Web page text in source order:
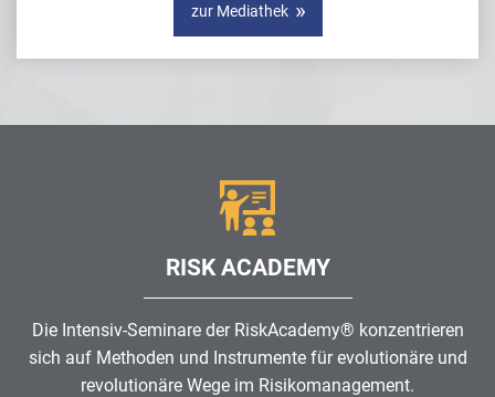
zur Mediathek
RISK ACADEMY
Die Intensiv-Seminare der RiskAcademy® konzentrieren
sich auf Methoden und Instrumente für evolutionäre und
revolutionäre Wege im Risikomanagement.